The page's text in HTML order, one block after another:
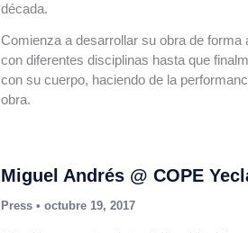
década.
Comienza a desarrollar su obra de
con diferentes disciplinas hasta que
con su cuerpo, haciendo de la
obra.
Miguel Andrés @ COPE
Press •octubre 19, 2017